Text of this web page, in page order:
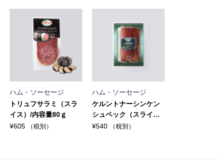
ハム・ソーセージ
トリュフサラミ（スラ
イス）/内容量80ｇ
¥605 （税別）
ハム・ソーセージ
ケルントナーシンケン
シュペック（スライ
ス）/内容量80ｇ
¥540 （税別）